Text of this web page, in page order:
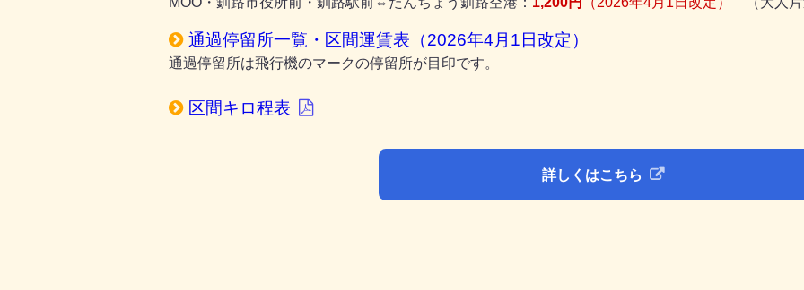
通過停留所一覧・区間運賃表（2026年4月1日改定）
通過停留所は飛行機のマークの停留所が目印です。
区間キロ程表
詳しくはこちら